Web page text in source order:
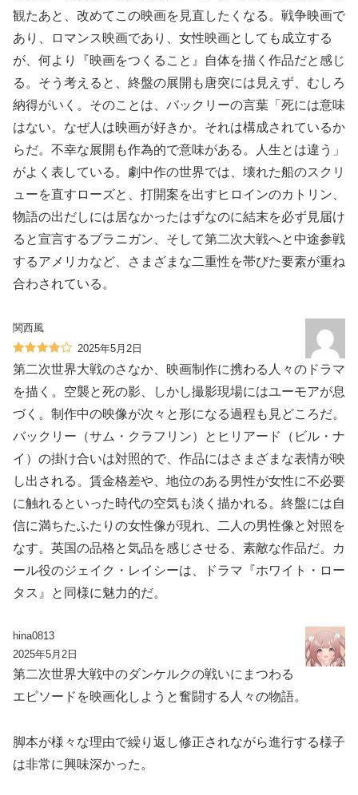
観たあと、改めてこの映画を見直したくなる。戦争映画で
あり、ロマンス映画であり、女性映画としても成立する
が、何より『映画をつくること』自体を描く作品だと感じ
る。そう考えると、終盤の展開も唐突には見えず、むしろ
納得がいく。そのことは、バックリーの言葉「死には意味
はない。なぜ人は映画が好きか。それは構成されているか
らだ。不幸な展開も作為的で意味がある。人生とは違う」
がよく表している。劇中作の世界では、壊れた船のスクリ
ューを直すローズと、打開案を出すヒロインのカトリン、
物語の出だしには居なかったはずなのに結末を必ず見届け
ると宣言するブラニガン、そして第二次大戦へと中途参戦
するアメリカなど、さまざまな二重性を帯びた要素が重ね
合わされている。
関西風
2025年5月2日
第二次世界大戦のさなか、映画制作に携わる人々のドラマ
を描く。空襲と死の影、しかし撮影現場にはユーモアが息
づく。制作中の映像が次々と形になる過程も見どころだ。
バックリー（サム・クラフリン）とヒリアード（ビル・ナ
イ）の掛け合いは対照的で、作品にはさまざまな表情が映
し出される。賃金格差や、地位のある男性が女性に不必要
に触れるといった時代の空気も淡く描かれる。終盤には自
信に満ちたふたりの女性像が現れ、二人の男性像と対照を
なす。英国の品格と気品を感じさせる、素敵な作品だ。カ
ール役のジェイク・レイシーは、ドラマ『ホワイト・ロー
タス』と同様に魅力的だ。
hina0813
2025年5月2日
第二次世界大戦中のダンケルクの戦いにまつわる
エピソードを映画化しようと奮闘する人々の物語。
脚本が様々な理由で繰り返し修正されながら進行する様子
は非常に興味深かった。